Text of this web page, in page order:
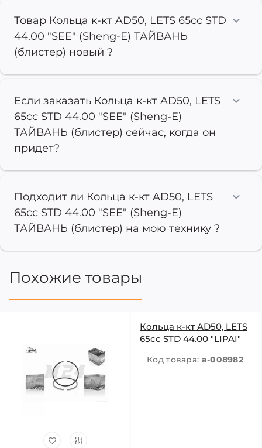
Товар Кольца к-кт AD50, LETS 65cc STD
44.00 "SEE" (Sheng-E) ТАЙВАНЬ
(блистер) новый ?
Если заказать Кольца к-кт AD50, LETS
65cc STD 44.00 "SEE" (Sheng-E)
ТАЙВАНЬ (блистер) сейчас, когда он
придет?
Подходит ли Кольца к-кт AD50, LETS
65cc STD 44.00 "SEE" (Sheng-E)
ТАЙВАНЬ (блистер) на мою технику ?
Похожие товары
Кольца к-кт AD50, LETS
65cc STD 44.00 "LIPAI"
Код товара: a-008982